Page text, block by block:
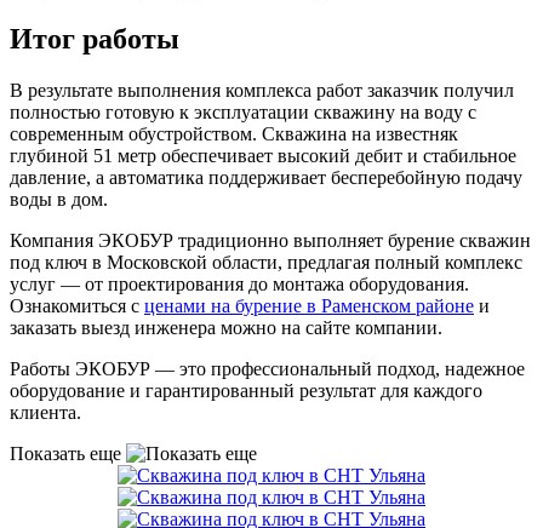
Итог работы
В результате выполнения комплекса работ заказчик получил
полностью готовую к эксплуатации скважину на воду с
современным обустройством. Скважина на известняк
глубиной 51 метр обеспечивает высокий дебит и стабильное
давление, а автоматика поддерживает бесперебойную подачу
воды в дом.
Компания ЭКОБУР традиционно выполняет бурение скважин
под ключ в Московской области, предлагая полный комплекс
услуг — от проектирования до монтажа оборудования.
Ознакомиться с ценами на бурение в Раменском районе и
заказать выезд инженера можно на сайте компании.
Работы ЭКОБУР — это профессиональный подход, надежное
оборудование и гарантированный результат для каждого
клиента.
Показать еще